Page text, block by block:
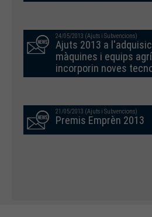
24/05/2013 (Ajuts i Subvencions)
Ajuts 2013 a
màquines i equips
incorporin noves
21/05/2013 (Ajuts i Subvencions)
Premis Emprèn 2013